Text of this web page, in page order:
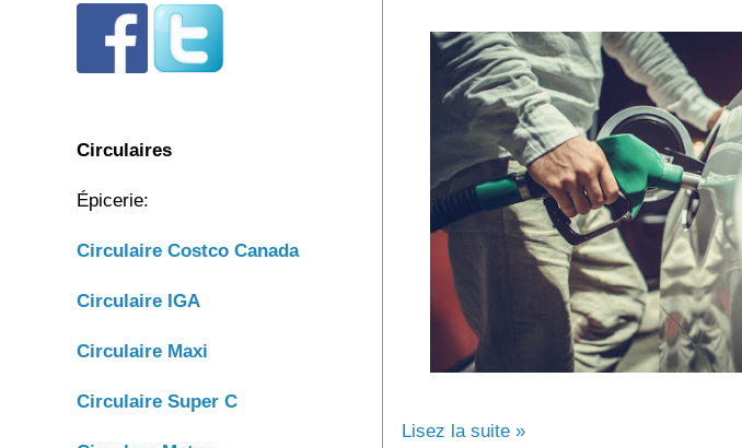
Lisez la suite »
Circulaires
Épicerie:
Circulaire Costco Canada
Circulaire IGA
Circulaire Maxi
Circulaire Super C